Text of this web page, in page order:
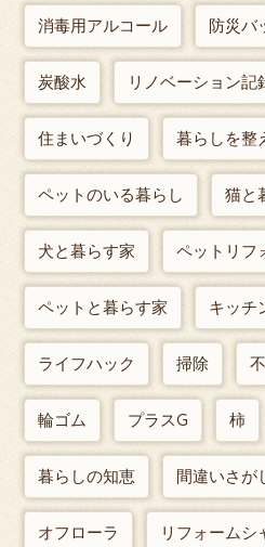
消毒用アルコール 防災バ
炭酸水 リノベーション記
住まいづくり 暮らしを整
ペットのいる暮らし 猫と
犬と暮らす家 ペットリフ
ペットと暮らす家 キッチ
ライフハック 掃除
輪ゴム プラスG 柿
暮らしの知恵 間違いさが
オフローラ リフォームシ